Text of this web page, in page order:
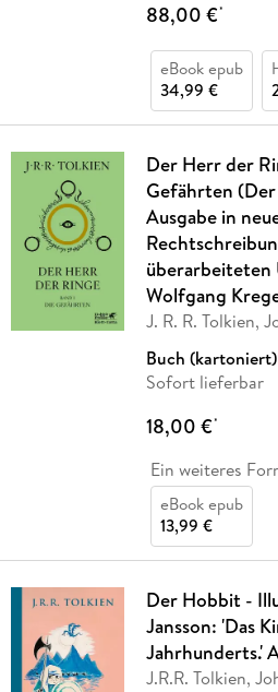
88,00 €*
eBook epub
34,99 €
Der Herr der
Gefährten
Ausgabe in
überarbeiteten
Wolfgang
J. R. R. Tolkien,
Buch (kartoniert)
Sofort lieferbar
18,00 €*
Ein weiteres
eBook epub
13,99 €
Der Hobbit -
Jansson: 'Das
Jahrhunderts.'
J.R.R. Tolkien,